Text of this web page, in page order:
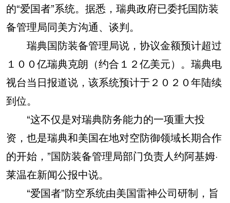
的“爱国者”系统。据悉，瑞典政府已委托国防装
备管理局同美方沟通、谈判。
瑞典国防装备管理局说，协议金额预计超过
１００亿瑞典克朗（约合１２亿美元）。瑞典电
视台当日报道说，该系统预计于２０２０年陆续
到位。
“这不仅是对瑞典防务能力的一项重大投
资，也是瑞典和美国在地对空防御领域长期合作
的开始，”国防装备管理局部门负责人约阿基姆·
莱温在新闻公报中说。
“爱国者”防空系统由美国雷神公司研制，旨